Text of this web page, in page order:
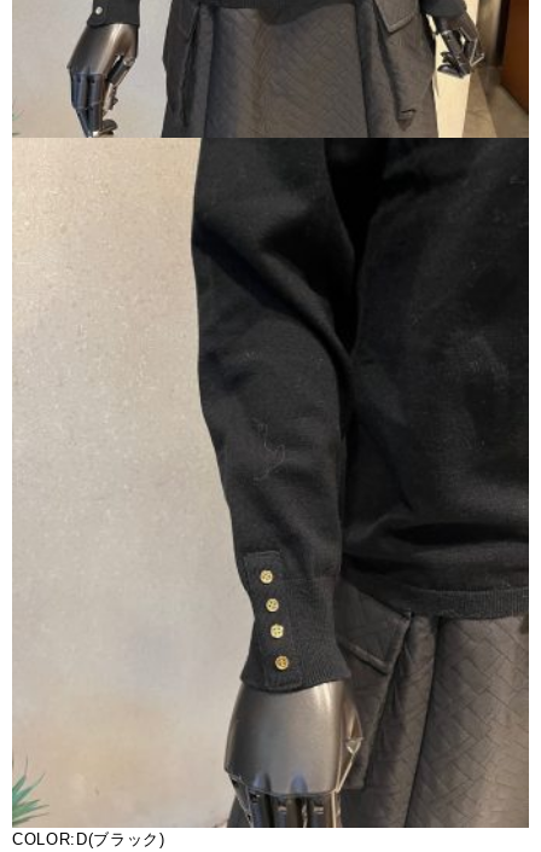
COLOR:D(ブラック)